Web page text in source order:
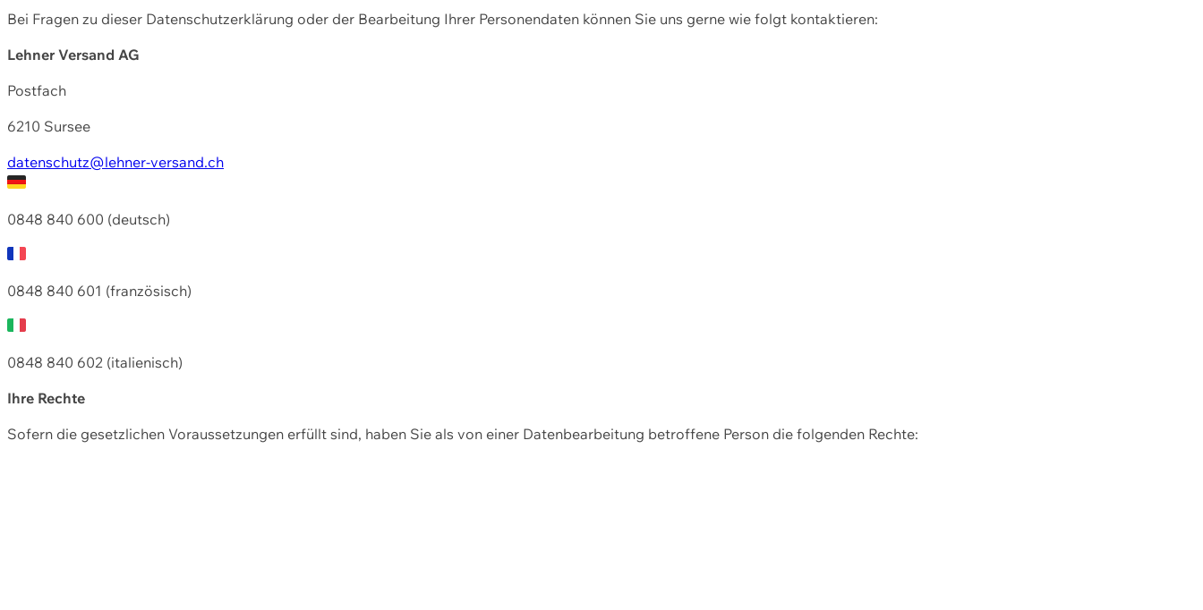
Bei Fragen zu dieser Datenschutzerklärung oder der Bearbeitung Ihrer Personendaten können Sie uns gerne wie folgt kontaktieren:
Lehner Versand AG
Postfach
6210 Sursee
datenschutz@lehner-versand.ch
0848 840 600 (deutsch)
0848 840 601 (französisch)
0848 840 602 (italienisch)
Ihre Rechte
Sofern die gesetzlichen Voraussetzungen erfüllt sind, haben Sie als von einer Datenbearbeitung betroffene Person die folgenden Rechte: